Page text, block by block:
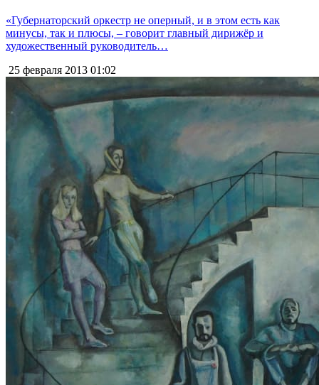
«Губернаторский оркестр не оперный, и в этом есть как
минусы, так и плюсы, – говорит главный дирижёр и
художественный руководитель…
25 февраля 2013 01:02